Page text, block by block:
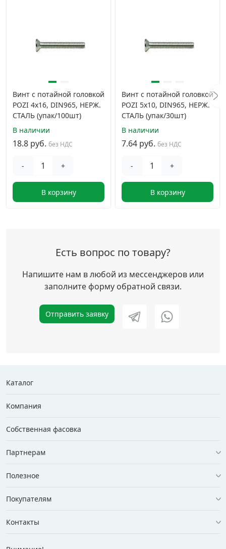
Винт с потайной головкой
POZI 4х16, DIN965, НЕРЖ.
СТАЛЬ (упак/100шт)
В наличии
18.8 руб. без НДС
- +
В корзину
Винт с потайной головкой
POZI 5х10, DIN965, НЕРЖ.
СТАЛЬ (упак/30шт)
В наличии
7.64 руб. без НДС
- +
В корзину
Есть вопрос по товару?
Напишите нам в любой из мессенджеров или
заполните форму обратной связи.
Отправить заявку
Каталог
Компания
Собственная фасовка
Партнерам
Полезное
Покупателям
Контакты